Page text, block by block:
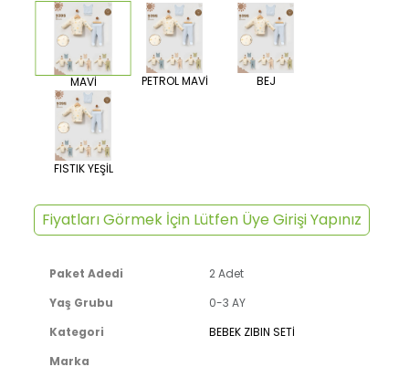
MAVİ PETROL MAVİ BEJ
FISTIK YEŞİL
Fiyatları Görmek İçin Lütfen Üye Girişi Yapınız
Paket Adedi
2 Adet
Yaş Grubu
0-3 AY
Kategori
BEBEK ZIBIN SETİ
Marka